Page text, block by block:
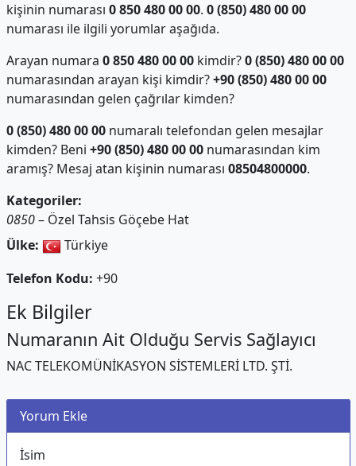
kişinin numarası 0 850 480 00 00. 0 (850) 480 00 00
numarası ile ilgili yorumlar aşağıda.
Arayan numara 0 850 480 00 00kimdir?0 (850) 480 00 00
numarasından arayan kişi kimdir?+90 (850) 480 00 00
numarasından gelen çağrılar kimden?
0 (850) 480 00 00numaralı telefondan gelen mesajlar
kimden? Beni +90 (850) 480 00 00numarasından kim
aramış? Mesaj atan kişinin numarası 08504800000.
Kategoriler:
0850– Özel Tahsis Göçebe Hat
Ülke:
Türkiye
Telefon Kodu: +90
Ek Bilgiler
Numaranın Ait Olduğu Servis Sağlayıcı
NAC TELEKOMÜNİKASYON SİSTEMLERİ LTD. ŞTİ.
Yorum Ekle
İsim